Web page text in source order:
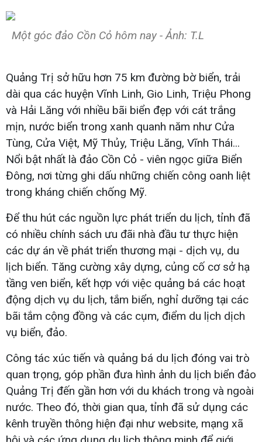
Một góc đảo Cồn Cỏ hôm nay - Ảnh: T.L
Quảng Trị sở hữu hơn 75 km đường bờ biển, trải
dài qua các huyện Vĩnh Linh, Gio Linh, Triệu Phong
và Hải Lăng với nhiều bãi biển đẹp với cát trắng
mịn, nước biển trong xanh quanh năm như Cửa
Tùng, Cửa Việt, Mỹ Thủy, Triệu Lăng, Vĩnh Thái...
Nổi bật nhất là đảo Cồn Cỏ - viên ngọc giữa Biển
Đông, nơi từng ghi dấu những chiến công oanh liệt
trong kháng chiến chống Mỹ.
Để thu hút các nguồn lực phát triển du lịch, tỉnh đã
có nhiều chính sách ưu đãi nhà đầu tư thực hiện
các dự án về phát triển thương mại - dịch vụ, du
lịch biển. Tăng cường xây dựng, củng cố cơ sở hạ
tầng ven biển, kết hợp với việc quảng bá các hoạt
động dịch vụ du lịch, tắm biển, nghỉ dưỡng tại các
bãi tắm cộng đồng và các cụm, điểm du lịch dịch
vụ biển, đảo.
Công tác xúc tiến và quảng bá du lịch đóng vai trò
quan trọng, góp phần đưa hình ảnh du lịch biển đảo
Quảng Trị đến gần hơn với du khách trong và ngoài
nước. Theo đó, thời gian qua, tỉnh đã sử dụng các
kênh truyền thông hiện đại như website, mạng xã